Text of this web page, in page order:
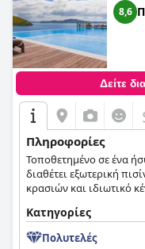
8,6
Δείτε
Πληροφορίες
Τοποθετημένο σε ένα
διαθέτει εξωτερική
κρασιών και ιδιωτικό
Κατηγορίες
Πολυτελές